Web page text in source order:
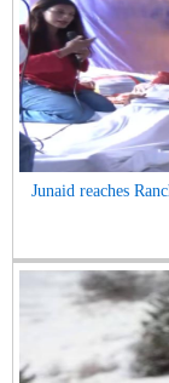
Junaid reaches